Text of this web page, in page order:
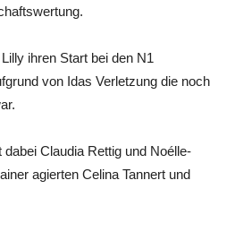
ihren Start bei den N1
von Idas Verletzung die noch
Claudia Rettig und Noélle-
agierten Celina Tannert und